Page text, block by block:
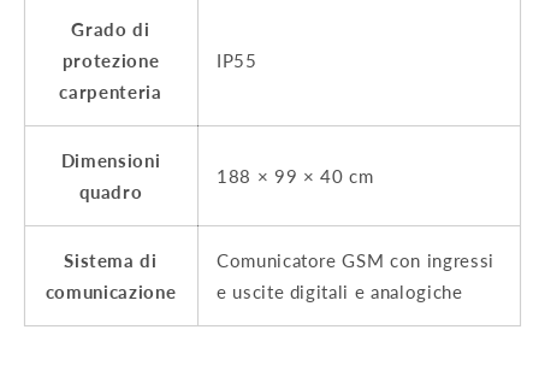
Grado di
protezione
carpenteria
IP55
Dimensioni
quadro
188 × 99 × 40 cm
Sistema di
comunicazione
Comunicatore GSM con ingressi
e uscite digitali e analogiche